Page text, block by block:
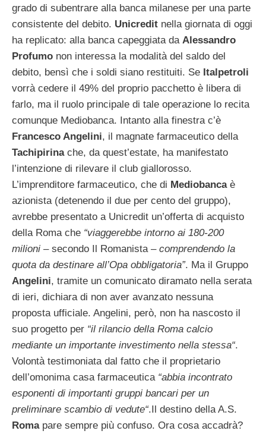
grado di subentrare alla banca milanese per una parte
consistente del debito. Unicredit nella giornata di oggi
ha replicato: alla banca capeggiata da Alessandro
Profumo non interessa la modalità del saldo del
debito, bensì che i soldi siano restituiti. Se Italpetroli
vorrà cedere il 49% del proprio pacchetto è libera di
farlo, ma il ruolo principale di tale operazione lo recita
comunque Mediobanca. Intanto alla finestra c’è
Francesco Angelini, il magnate farmaceutico della
Tachipirina che, da quest’estate, ha manifestato
l’intenzione di rilevare il club giallorosso.
L’imprenditore farmaceutico, che di Mediobanca è
azionista (detenendo il due per cento del gruppo),
avrebbe presentato a Unicredit un’offerta di acquisto
della Roma che “viaggerebbe intorno ai 180-200
milioni – secondo Il Romanista –comprendendo la
quota da destinare all’Opa obbligatoria”. Ma il Gruppo
Angelini, tramite un comunicato diramato nella serata
di ieri, dichiara di non aver avanzato nessuna
proposta ufficiale. Angelini, però, non ha nascosto il
suo progetto per “il rilancio della Roma calcio
mediante un importante investimento nella stessa“.
Volontà testimoniata dal fatto che il proprietario
dell’omonima casa farmaceutica “abbia incontrato
esponenti di importanti gruppi bancari per un
preliminare scambio di vedute“.Il destino della A.S.
Romapare sempre più confuso. Ora cosa accadrà?